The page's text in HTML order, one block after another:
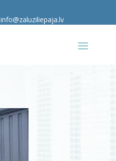
info@zaluziliepaja.lv